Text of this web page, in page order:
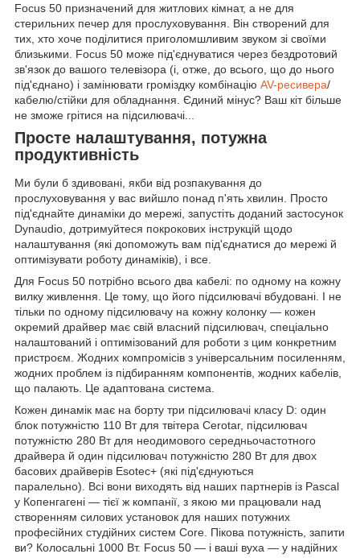
Focus 50 призначений для житлових кімнат, а не для
стерильних печер для прослуховування. Він створений для
тих, хто хоче поділитися приголомшливим звуком зі своїми
близькими. Focus 50 може під'єднуватися через бездротовий
зв'язок до вашого телевізора (і, отже, до всього, що до нього
під'єднано) і замінювати громіздку комбінацію AV-ресивера/
кабелю/стійки для обладнання. Єдиний мінус? Ваш кіт більше
не зможе грітися на підсилювачі...
Просте налаштування, потужна
продуктивність
Ми були б здивовані, якби від розпакування до
прослуховування у вас вийшло понад п'ять хвилин. Просто
під'єднайте динаміки до мережі, запустіть доданий застосунок
Dynaudio, дотримуйтеся покрокових інструкцій щодо
налаштування (які допоможуть вам під'єднатися до мережі й
оптимізувати роботу динаміків), і все.
Для Focus 50 потрібно всього два кабелі: по одному на кожну
вилку живлення. Це тому, що його підсилювачі вбудовані. І не
тільки по одному підсилювачу на кожну колонку — кожен
окремий драйвер має свій власний підсилювач, спеціально
налаштований і оптимізований для роботи з цим конкретним
пристроєм. Жодних компромісів з універсальним посиленням,
жодних проблем із підбиранням компонентів, жодних кабелів,
що палають. Це адаптована система.
Кожен динамік має на борту три підсилювачі класу D: один
блок потужністю 110 Вт для твітера Cerotar, підсилювач
потужністю 280 Вт для неодимового середньочастотного
драйвера й один підсилювач потужністю 280 Вт для двох
басових драйверів Esotec+ (які під'єднуються
паралельно). Всі вони виходять від наших партнерів із Pascal
у Копенгагені — тієї ж компанії, з якою ми працювали над
створенням силових установок для наших потужних
професійних студійних систем Core. Пікова потужність, запити
ви? Колосальні 1000 Вт. Focus 50 — і ваші вуха — у надійних